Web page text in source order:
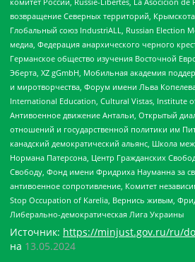
возвращение Северных территорий,
Глобальный союз IndustriALL, Russian Election
медиа, Федерация анархического черного
Германское общество изучения Восточной
Эберта, XZ gGmbH, Мобильная академия
и миротворчества, Форум имени Льва
International Education, Cultural Vistas, Institute
Антивоенное движение Антальи, Открытый
отношений и государственной политики им
канадский демократический альянс, Школа
Нормана Патерсона, Центр Гражданских
Свободу, Фонд имени Фридриха Науманна за
антивоенное сопротивление, Комитет
Stop Occupation of Karelia, Вернись живым,
Либерально-демократическая Лига Украины
Источник: https://minjust.gov.ru/ru/
на 13.05.2024